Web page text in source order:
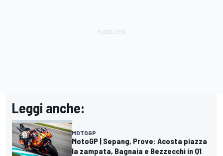
Leggi anche:
MOTOGP
MotoGP | Sepang, Prove: Acosta piazza
la zampata, Bagnaia e Bezzecchi in Q1